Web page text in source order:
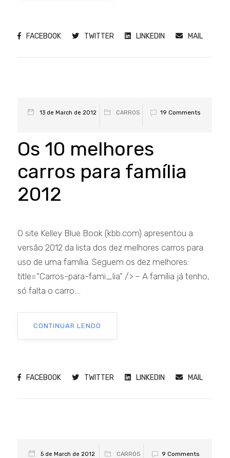
FACEBOOK TWITTER LINKEDIN MAIL
13 de March de 2012 CARROS 19 Comments
Os 10 melhores
carros para família
2012
O site Kelley Blue Book (kbb.com) apresentou a
versão 2012 da lista dos dez melhores carros para
uso de uma família. Seguem os dez melhores:
title=”Carros-para-fami_lia” /> – A família já tenho,
só falta o carro....
CONTINUAR LENDO
FACEBOOK TWITTER LINKEDIN MAIL
5 de March de 2012 CARROS 9 Comments